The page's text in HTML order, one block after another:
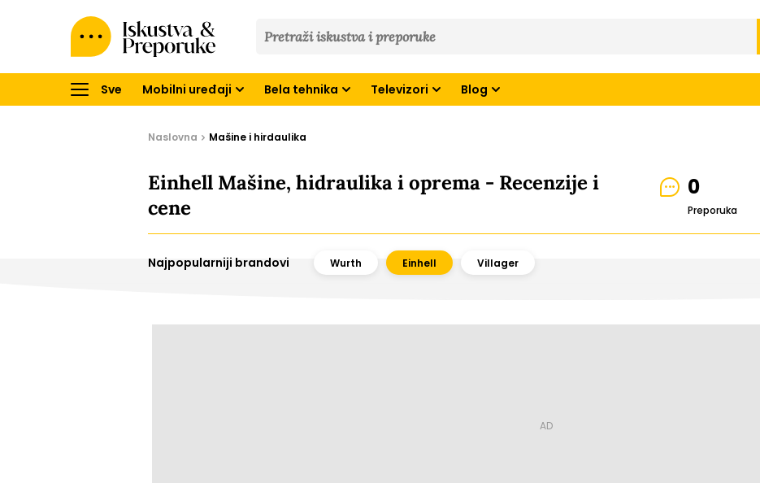
&
Sve Mobilni uređaji Bela tehnika Televizori Blog
Naslovna Mašine i hirdaulika
Einhell Mašine, hidraulika i oprema - Recenzije i
cene
0
Preporuka
Najpopularniji brandovi Wurth Einhell Villager